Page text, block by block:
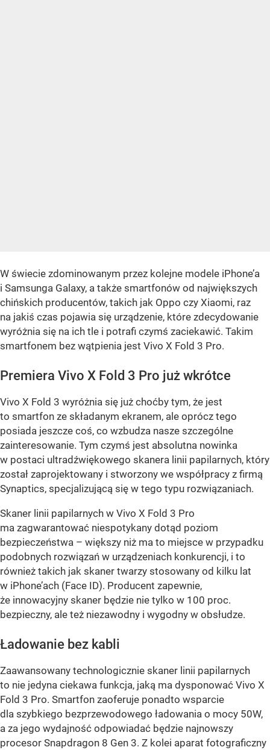
W świecie zdominowanym przez kolejne modele iPhone’a
i Samsunga Galaxy, a także smartfonów od największych
chińskich producentów, takich jak Oppo czy Xiaomi, raz
na jakiś czas pojawia się urządzenie, które zdecydowanie
wyróżnia się na ich tle i potrafi czymś zaciekawić. Takim
smartfonem bez wątpienia jest Vivo X Fold 3 Pro.
Premiera Vivo X Fold 3 Pro już wkrótce
Vivo X Fold 3 wyróżnia się już choćby tym, że jest
to smartfon ze składanym ekranem, ale oprócz tego
posiada jeszcze coś, co wzbudza nasze szczególne
zainteresowanie. Tym czymś jest absolutna nowinka
w postaci ultradźwiękowego skanera linii papilarnych, który
został zaprojektowany i stworzony we współpracy z firmą
Synaptics, specjalizującą się w tego typu rozwiązaniach.
Skaner linii papilarnych w Vivo X Fold 3 Pro
ma zagwarantować niespotykany dotąd poziom
bezpieczeństwa – większy niż ma to miejsce w przypadku
podobnych rozwiązań w urządzeniach konkurencji, i to
również takich jak skaner twarzy stosowany od kilku lat
w iPhone’ach (Face ID). Producent zapewnie,
że innowacyjny skaner będzie nie tylko w 100 proc.
bezpieczny, ale też niezawodny i wygodny w obsłudze.
Ładowanie bez kabli
Zaawansowany technologicznie skaner linii papilarnych
to nie jedyna ciekawa funkcja, jaką ma dysponować Vivo X
Fold 3 Pro. Smartfon zaoferuje ponadto wsparcie
dla szybkiego bezprzewodowego ładowania o mocy 50W,
a za jego wydajność odpowiadać będzie najnowszy
procesor Snapdragon 8 Gen 3. Z kolei aparat fotograficzny